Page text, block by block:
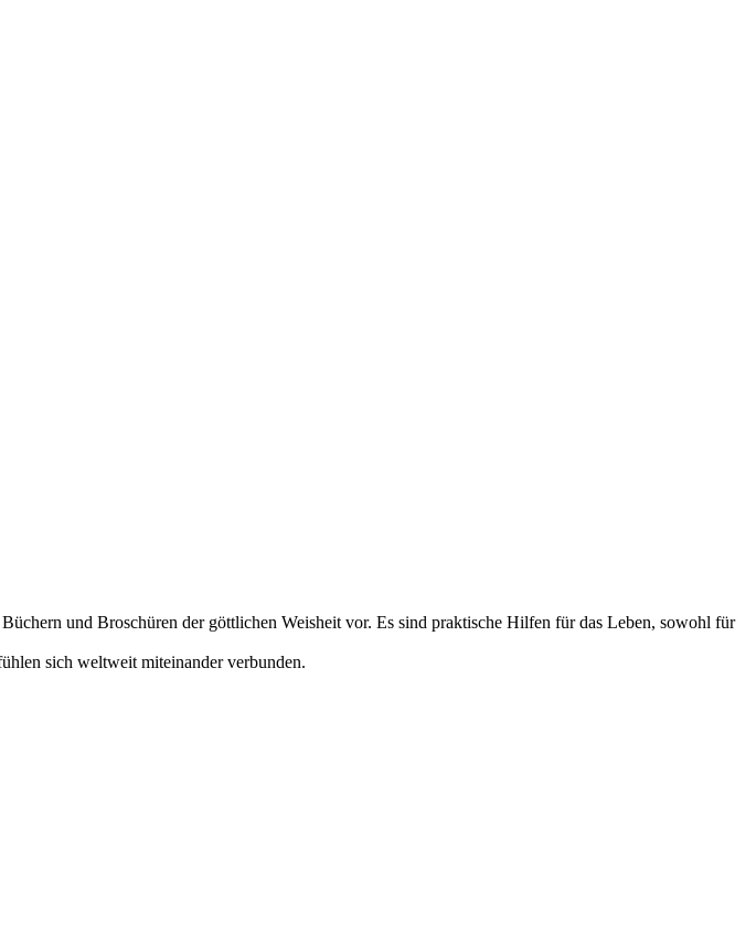
und Broschüren der göttlichen Weisheit vor. Es sind praktische Hilfen für das Leben, sowohl für
sich weltweit miteinander verbunden.